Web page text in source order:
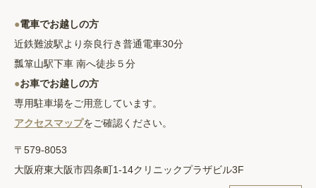
●電車でお越しの方
近鉄難波駅より奈良行き普通電車30分
瓢箪山駅下車 南へ徒歩５分
●お車でお越しの方
専用駐車場をご用意しています。
アクセスマップをご確認ください。
〒579-8053
大阪府東大阪市四条町1-14クリニックプラザビル3F